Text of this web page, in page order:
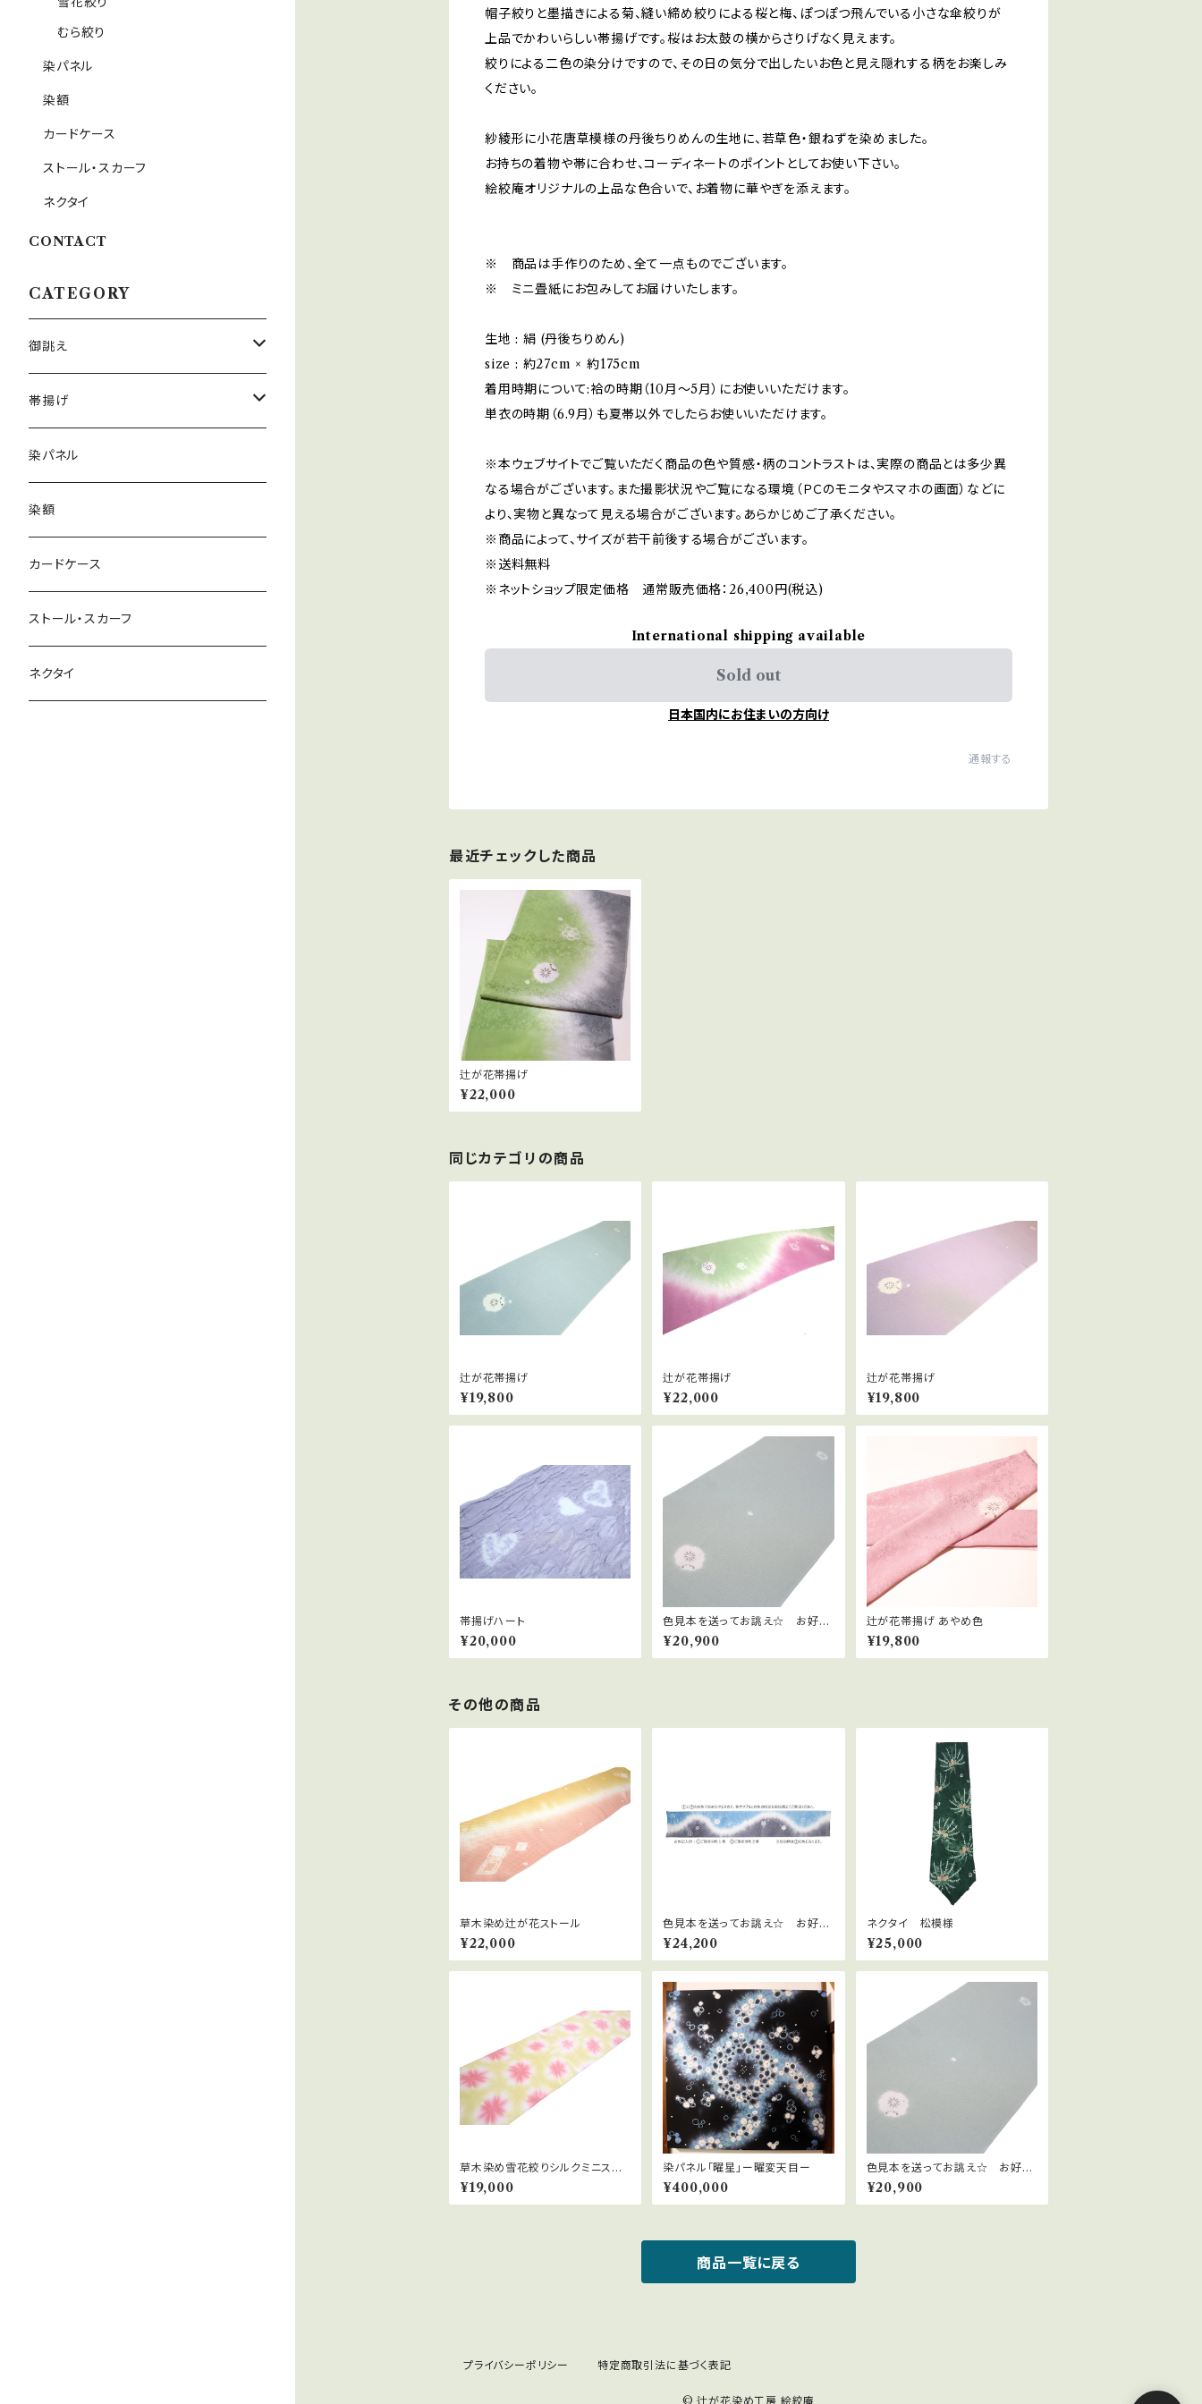
帽子絞りと墨描きによる菊、縫い締め絞りによる桜と梅、ぽつぽつ飛んでいる小さな傘絞りが
上品でかわいらしい帯揚げです。桜はお太鼓の横からさりげなく見えます。
絞りによる二色の染分けですので、その日の気分で出したいお色と見え隠れする柄をお楽しみ
ください。
紗綾形に小花唐草模様の丹後ちりめんの生地に、若草色・銀ねずを染めました。
お持ちの着物や帯に合わせ、コーディネートのポイントとしてお使い下さい。
絵絞庵オリジナルの上品な色合いで、お着物に華やぎを添えます。
※ 商品は手作りのため、全て一点ものでございます。
※ ミニ畳紙にお包みしてお届けいたします。
生地 : 絹 (丹後ちりめん)
size : 約27cm × 約175cm
着用時期について:袷の時期（10月〜5月）にお使いいただけます。
単衣の時期（6.9月）も夏帯以外でしたらお使いいただけます。
※本ウェブサイトでご覧いただく商品の色や質感・柄のコントラストは、実際の商品とは多少異
なる場合がございます。また撮影状況やご覧になる環境（ＰＣのモニタやスマホの画面）などに
より、実物と異なって見える場合がございます。あらかじめご了承ください。
※商品によって、サイズが若干前後する場合がございます。
※送料無料
※ネットショップ限定価格 通常販売価格：26,400円(税込)
International shipping available
Sold out
日本国内にお住まいの方向け
通報する
最近チェックした商品
辻が花帯揚げ
¥22,000
同じカテゴリの商品
辻が花帯揚げ
¥19,800
辻が花帯揚げ
¥22,000
辻が花帯揚げ
¥19,800
帯揚げハート
¥20,000
色見本を送ってお誂え☆ お好き
なお色で帯揚げオーダー～辻が花
～
¥20,900
辻が花帯揚げ あやめ色
¥19,800
その他の商品
草木染め辻が花ストール
¥22,000
色見本を送ってお誂え☆ お好き
なお色で帯揚げオーダー～辻が
花・染分け～
¥24,200
ネクタイ 松模様
¥25,000
草木染め雪花絞りシルクミニスト
ール
¥19,000
染パネル「曜星」ー曜変天目ー
¥400,000
色見本を送ってお誂え☆ お好き
なお色で帯揚げオーダー～辻が花
～
¥20,900
商品一覧に戻る
むら絞り
染パネル
染額
カードケース
ストール・スカーフ
ネクタイ
CONTACT
CATEGORY
御誂え
帯揚げ
雪花絞り
辻が花
ストール・スカーフ
帯揚げ
辻が花
雪花絞り
むら絞り
染パネル
染額
カードケース
ストール・スカーフ
ネクタイ
プライバシーポリシー 特定商取引法に基づく表記
© 辻が花染め工房 絵絞庵